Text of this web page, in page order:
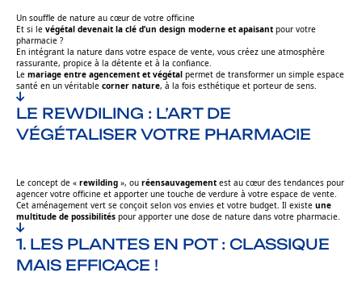
Un souffle de nature au cœur de votre officine
Et si le végétal devenait la clé d’un design moderne et apaisant pour votre
pharmacie ?
En intégrant la nature dans votre espace de vente, vous créez une atmosphère
rassurante, propice à la détente et à la confiance.
Le mariage entre agencement et végétal permet de transformer un simple espace
santé en un véritable corner nature, à la fois esthétique et porteur de sens.
LE REWDILING : L’ART DE
VÉGÉTALISER VOTRE PHARMACIE
Le concept de « rewilding », ou réensauvagement est au cœur des tendances pour
agencer votre officine et apporter une touche de verdure à votre espace de vente.
Cet aménagement vert se conçoit selon vos envies et votre budget. Il existe une
multitude de possibilités pour apporter une dose de nature dans votre pharmacie.
1. LES PLANTES EN POT : CLASSIQUE
MAIS EFFICACE !